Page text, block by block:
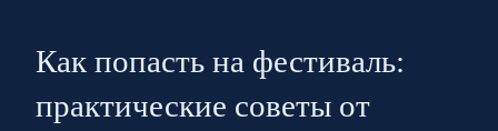
Как попасть на фестиваль:
практические советы от